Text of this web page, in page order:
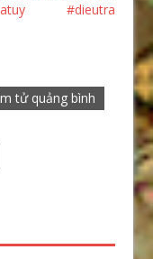
#dieutra
tử quảng bình